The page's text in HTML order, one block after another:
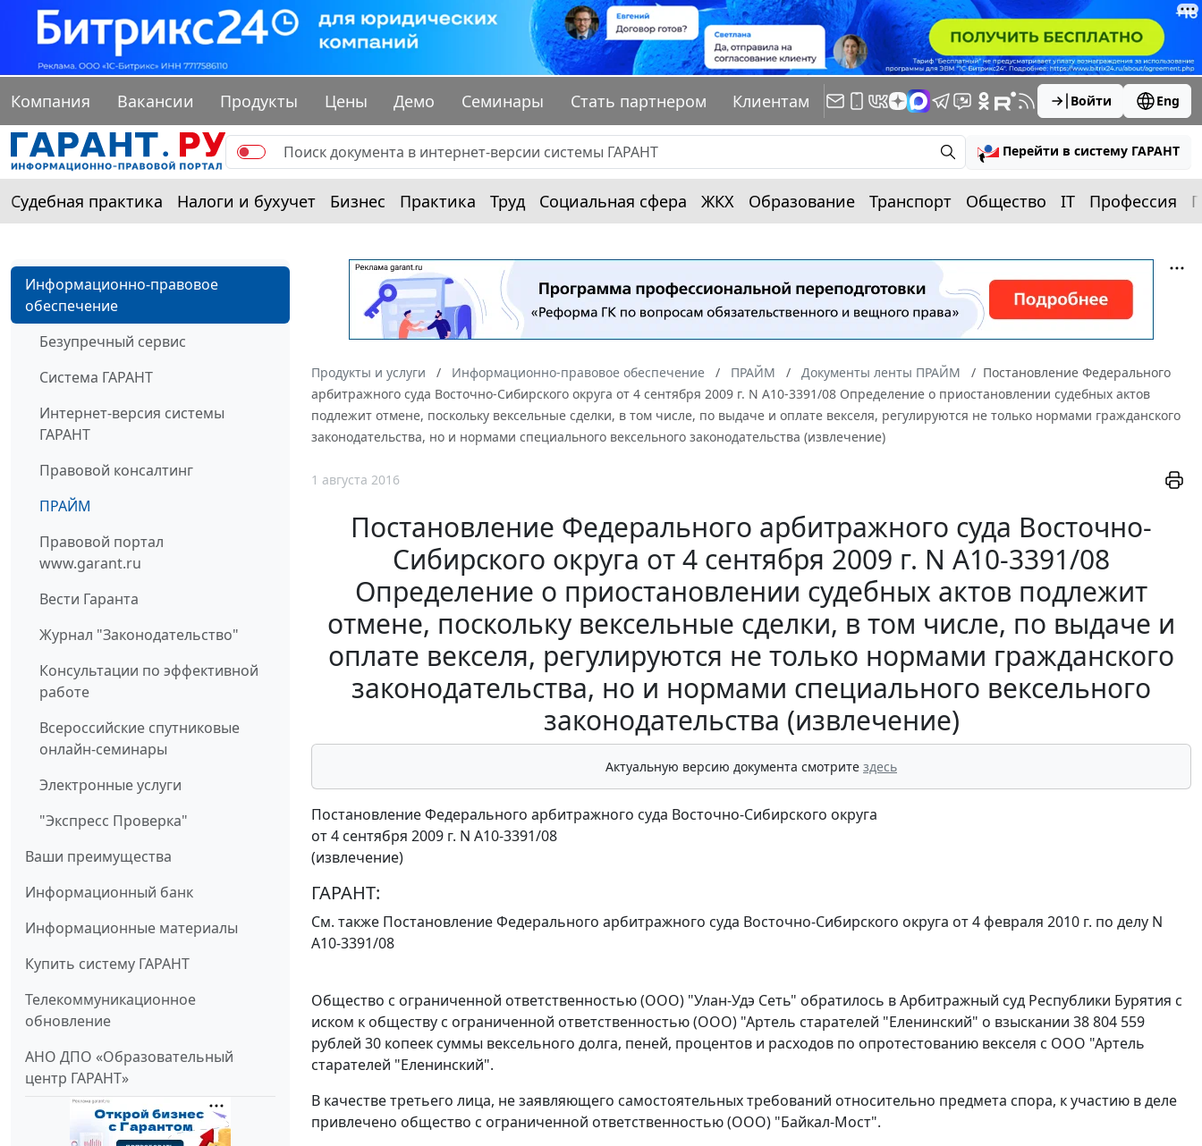
Компания Вакансии Продукты Цены Демо Семинары Стать партнером Клиентам Войти Eng
Перейти в систему ГАРАНТ
Судебная практика Налоги и бухучет Бизнес Практика Труд Социальная сфера ЖКХ Образование Транспорт Общество IT Профессия
Информационно-правовое
обеспечение
Безупречный сервис
Система ГАРАНТ
Интернет-версия системы
ГАРАНТ
Правовой консалтинг
ПРАЙМ
Правовой портал
www.garant.ru
Вести Гаранта
Журнал "Законодательство"
Консультации по эффективной
работе
Всероссийские спутниковые
онлайн-семинары
Электронные услуги
"Экспресс Проверка"
Ваши преимущества
Информационный банк
Информационные материалы
Купить систему ГАРАНТ
Телекоммуникационное
обновление
АНО ДПО «Образовательный
центр ГАРАНТ»
Продукты и услуги Информационно-правовое обеспечение ПРАЙМ Документы ленты ПРАЙМ
Постановление Федерального
арбитражного суда Восточно-Сибирского округа от 4 сентября 2009 г. N А10-3391/08 Определение о приостановлении судебных актов
подлежит отмене, поскольку вексельные сделки, в том числе, по выдаче и оплате векселя, регулируются не только нормами гражданского
законодательства, но и нормами специального вексельного законодательства (извлечение)
1 августа 2016
Постановление Федерального арбитражного суда Восточно-
Сибирского округа от 4 сентября 2009 г. N А10-3391/08
Определение о приостановлении судебных актов подлежит
отмене, поскольку вексельные сделки, в том числе, по выдаче и
оплате векселя, регулируются не только нормами гражданского
законодательства, но и нормами специального вексельного
законодательства (извлечение)
Актуальную версию документа смотрите здесь
Постановление Федерального арбитражного суда Восточно-Сибирского округа
от 4 сентября 2009 г. N А10-3391/08
(извлечение)
ГАРАНТ:
См. также ПостановлениеФедерального арбитражного суда Восточно-Сибирского округа от 4 февраля 2010 г. по делу N
А10-3391/08
Общество с ограниченной ответственностью (ООО) "Улан-Удэ Сеть" обратилось в Арбитражный суд Республики Бурятия с
иском к обществу с ограниченной ответственностью (ООО) "Артель старателей "Еленинский" о взыскании 38 804 559
рублей 30 копеек суммы вексельного долга, пеней, процентов и расходов по опротестованию векселя с ООО "Артель
старателей "Еленинский".
В качестве третьего лица, не заявляющего самостоятельных требований относительно предмета спора, к участию в деле
привлечено общество с ограниченной ответственностью (ООО) "Байкал-Мост".